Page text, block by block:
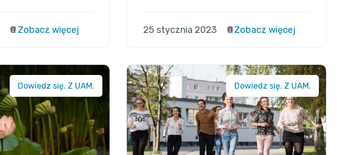
0 Zobacz więcej 25 stycznia 2023 0Zobacz więcej
Dowiedz się. Z UAM. Dowiedz się. Z UAM.